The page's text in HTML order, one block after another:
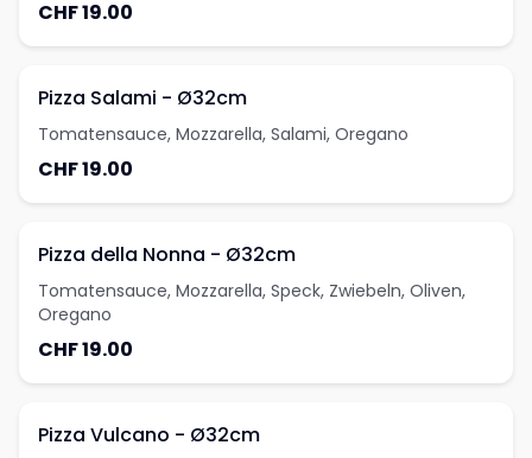
CHF 19.00
Pizza Salami - Ø32cm
Tomatensauce, Mozzarella, Salami, Oregano
CHF 19.00
Pizza della Nonna - Ø32cm
Tomatensauce, Mozzarella, Speck, Zwiebeln, Oliven,
Oregano
CHF 19.00
Pizza Vulcano - Ø32cm